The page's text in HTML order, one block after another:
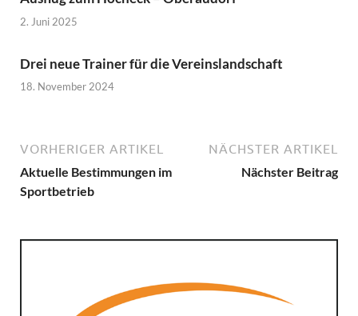
2. Juni 2025
Drei neue Trainer für die Vereinslandschaft
18. November 2024
VORHERIGER ARTIKEL
Aktuelle Bestimmungen im
Sportbetrieb
NÄCHSTER ARTIKEL
Nächster Beitrag